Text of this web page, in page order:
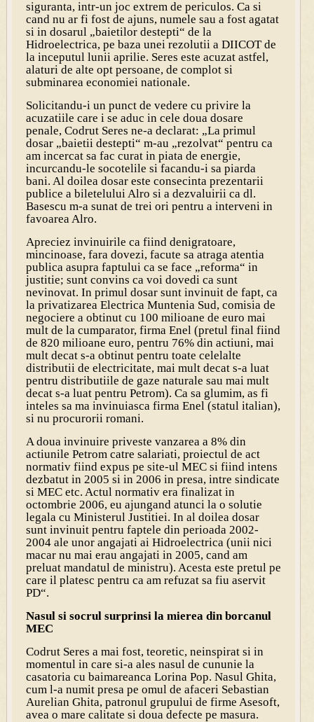
siguranta, intr-un joc extrem de periculos. Ca si
cand nu ar fi fost de ajuns, numele sau a fost agatat
si in dosarul „baietilor destepti“ de la
Hidroelectrica, pe baza unei rezolutii a DIICOT de
la inceputul lunii aprilie. Seres este acuzat astfel,
alaturi de alte opt persoane, de complot si
subminarea economiei nationale.
Solicitandu-i un punct de vedere cu privire la
acuzatiile care i se aduc in cele doua dosare
penale, Codrut Seres ne-a declarat: „La primul
dosar „baietii destepti“ m-au „rezolvat“ pentru ca
am incercat sa fac curat in piata de energie,
incurcandu-le socotelile si facandu-i sa piarda
bani. Al doilea dosar este consecinta prezentarii
publice a biletelului Alro si a dezvaluirii ca dl.
Basescu m-a sunat de trei ori pentru a interveni in
favoarea Alro.
Apreciez invinuirile ca fiind denigratoare,
mincinoase, fara dovezi, facute sa atraga atentia
publica asupra faptului ca se face „reforma“ in
justitie; sunt convins ca voi dovedi ca sunt
nevinovat. In primul dosar sunt invinuit de fapt, ca
la privatizarea Electrica Muntenia Sud, comisia de
negociere a obtinut cu 100 milioane de euro mai
mult de la cumparator, firma Enel (pretul final fiind
de 820 milioane euro, pentru 76% din actiuni, mai
mult decat s-a obtinut pentru toate celelalte
distributii de electricitate, mai mult decat s-a luat
pentru distributiile de gaze naturale sau mai mult
decat s-a luat pentru Petrom). Ca sa glumim, as fi
inteles sa ma invinuiasca firma Enel (statul italian),
si nu procurorii romani.
A doua invinuire priveste vanzarea a 8% din
actiunile Petrom catre salariati, proiectul de act
normativ fiind expus pe site-ul MEC si fiind intens
dezbatut in 2005 si in 2006 in presa, intre sindicate
si MEC etc. Actul normativ era finalizat in
octombrie 2006, eu ajungand atunci la o solutie
legala cu Ministerul Justitiei. In al doilea dosar
sunt invinuit pentru faptele din perioada 2002-
2004 ale unor angajati ai Hidroelectrica (unii nici
macar nu mai erau angajati in 2005, cand am
preluat mandatul de ministru). Acesta este pretul pe
care il platesc pentru ca am refuzat sa fiu aservit
PD“.
Nasul si socrul surprinsi la mierea din borcanul
MEC
Codrut Seres a mai fost, teoretic, neinspirat si in
momentul in care si-a ales nasul de cununie la
casatoria cu baimareanca Lorina Pop. Nasul Ghita,
cum l-a numit presa pe omul de afaceri Sebastian
Aurelian Ghita, patronul grupului de firme Asesoft,
avea o mare calitate si doua defecte pe masura.